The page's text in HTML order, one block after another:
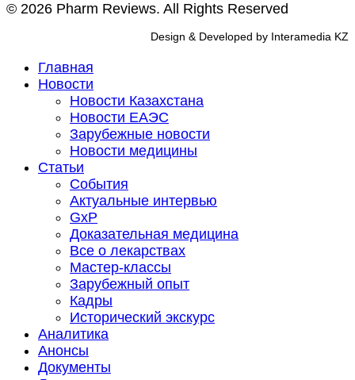
© 2026 Pharm Reviews. All Rights Reserved
Design & Developed by Interamedia KZ
Главная
Новости
Новости Казахстана
Новости ЕАЭС
Зарубежные новости
Новости медицины
Статьи
События
Актуальные интервью
GxP
Доказательная медицина
Все о лекарствах
Мастер-классы
Зарубежный опыт
Кадры
Исторический экскурс
Аналитика
Анонсы
Документы